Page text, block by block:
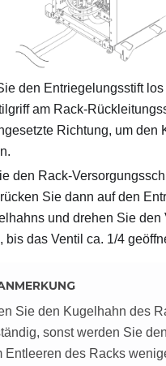
den Entriegelungsstift
am Rack-
Richtung, um den
den Rack-
Sie dann auf den
und drehen Sie den
bis das Ventil ca. 1/4
Sie den Kugelhahn des
sonst werden Sie
Entleeren des Racks